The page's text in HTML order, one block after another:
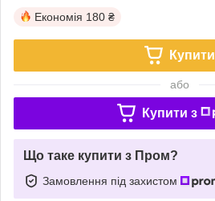
Економія 180 ₴
Купити
або
Купити з
Що таке купити з Пром?
Замовлення під захистом